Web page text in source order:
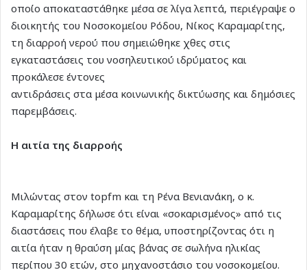
οποίο αποκαταστάθηκε μέσα σε λίγα λεπτά, περιέγραψε ο
διοικητής του Νοσοκομείου Ρόδου, Νίκος Καραμαρίτης,
τη διαρροή νερού που σημειώθηκε χθες στις
εγκαταστάσεις του νοσηλευτικού ιδρύματος και
προκάλεσε έντονες
αντιδράσεις στα μέσα κοινωνικής δικτύωσης και δημόσιες
παρεμβάσεις.
Η αιτία της διαρροής
Μιλώντας στον topfm και τη Ρένα Βενιανάκη, ο κ.
Καραμαρίτης δήλωσε ότι είναι «σοκαρισμένος» από τις
διαστάσεις που έλαβε το θέμα, υποστηρίζοντας ότι η
αιτία ήταν η θραύση μίας βάνας σε σωλήνα ηλικίας
περίπου 30 ετών, στο μηχανοστάσιο του νοσοκομείου.